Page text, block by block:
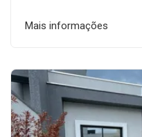
Mais informações